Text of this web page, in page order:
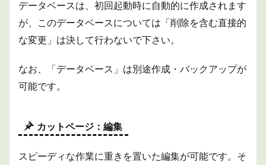
データベースは、初回起動時に自動的に作成されます
が、このデータベースについては「削除を含む直接的
な変更」は決して行わないで下さい。
なお、「データベース」は別途作成・バックアップが
可能です。
カットページ：編集
スピーディな作業に重きを置いた編集が可能です。そ